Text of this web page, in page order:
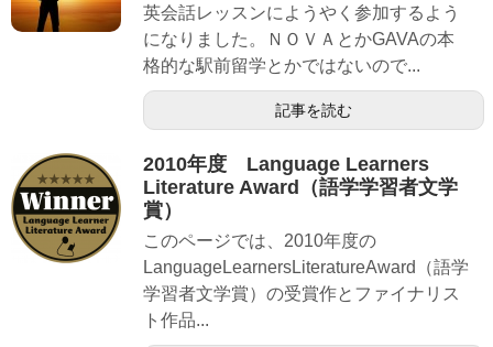
英会話レッスンにようやく参加するよう
になりました。ＮＯＶＡとかGAVAの本
格的な駅前留学とかではないので...
記事を読む
2010年度 Language Learners
Literature Award（語学学習者文学
賞）
このページでは、2010年度の
LanguageLearnersLiteratureAward（語学
学習者文学賞）の受賞作とファイナリス
ト作品...